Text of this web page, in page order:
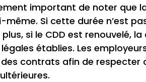
important de noter que
Si cette durée n’est
plus, si le CDD est
établies. Les
contrats afin de respecter